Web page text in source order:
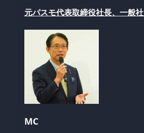
元パスモ代表取締役社長、一
MC